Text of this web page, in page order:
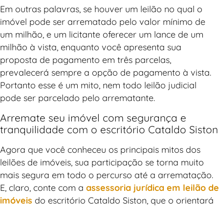
Em outras palavras, se houver um leilão no qual o
imóvel pode ser arrematado pelo valor mínimo de
um milhão, e um licitante oferecer um lance de um
milhão à vista, enquanto você apresenta sua
proposta de pagamento em três parcelas,
prevalecerá sempre a opção de pagamento à vista.
Portanto esse é um mito, nem todo leilão judicial
pode ser parcelado pelo arrematante.
Arremate seu imóvel com segurança e
tranquilidade com o escritório Cataldo Siston
Agora que você conheceu os principais mitos dos
leilões de imóveis, sua participação se torna muito
mais segura em todo o percurso até a arrematação.
E, claro, conte com a assessoria jurídica em leilão de
imóveis do escritório Cataldo Siston, que o orientará